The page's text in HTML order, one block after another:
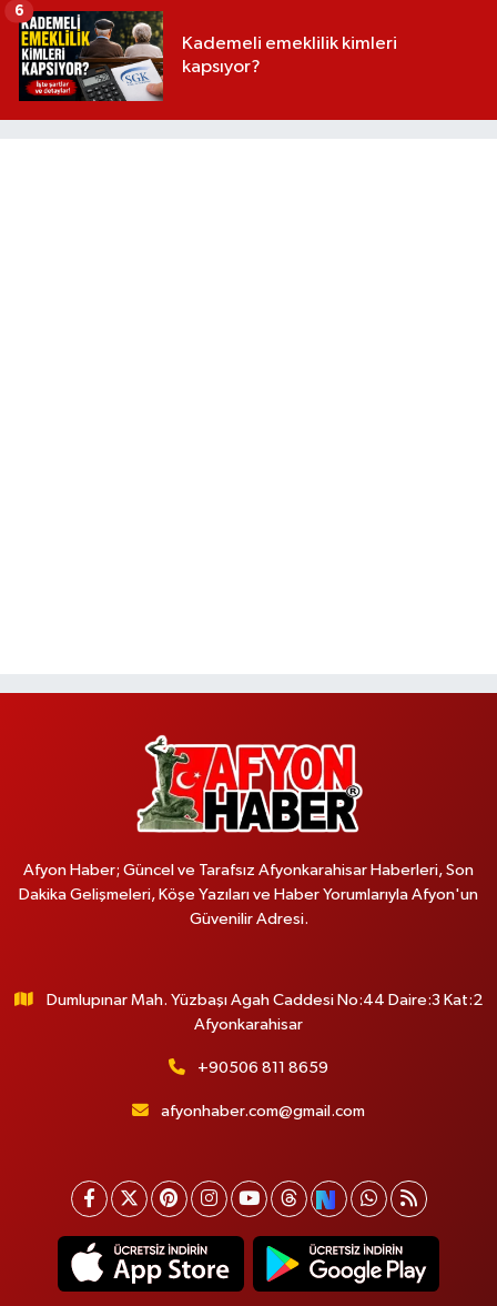
Kademeli emeklilik kimleri
kapsıyor?
6
Afyon Haber; Güncel ve Tarafsız Afyonkarahisar Haberleri, Son
Dakika Gelişmeleri, Köşe Yazıları ve Haber Yorumlarıyla Afyon'un
Güvenilir Adresi.
Dumlupınar Mah. Yüzbaşı Agah Caddesi No:44 Daire:3 Kat:2
Afyonkarahisar
+90506 811 8659
afyonhaber.com@gmail.com